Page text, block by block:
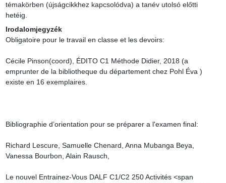
témakörben (újságcikkhez kapcsolódva) a tanév utolsó előtti
hetéig.
Irodalomjegyzék
Obligatoire pour le travail en classe et les devoirs:
Cécile Pinson(coord), ÉDITO C1 Méthode Didier, 2018 (a
emprunter de la bibliotheque du département chez Pohl Éva )
existe en 16 exemplaires.
Bibliographie d’orientation pour se préparer a l'examen final:
Richard Lescure, Samuelle Chenard, Anna Mubanga Beya,
Vanessa Bourbon, Alain Rausch,
Le nouvel Entrainez-Vous DALF C1/C2 250 Activités <span